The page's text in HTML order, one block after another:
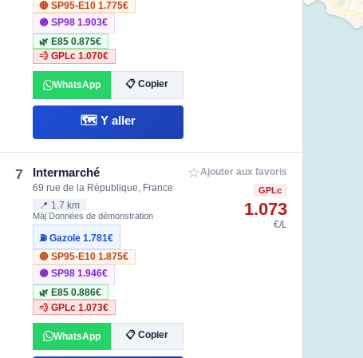
🔴 SP95-E101.775€
🟣 SP981.903€
🌿 E850.875€
💨 GPLc1.070€
WhatsApp 📋 Copier
🗺️ Y aller
7 Intermarché
69 rue de la République, France
📍 1.7 km
Màj Données de démonstration
⛽ Gazole1.781€
🔴 SP95-E101.875€
🟣 SP981.946€
🌿 E850.886€
💨 GPLc1.073€
WhatsApp 📋 Copier
☆Ajouter aux favoris
GPLc
1.073
€/L